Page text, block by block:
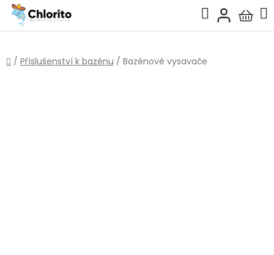
Přejít
obsah
Hledat
košík
Domů
/ Příslušenství k bazénu / Bazénové vysavače